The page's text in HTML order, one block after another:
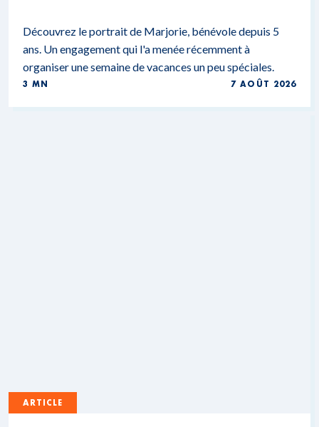
Découvrez le portrait de Marjorie, bénévole depuis 5
ans. Un engagement qui l'a menée récemment à
organiser une semaine de vacances un peu spéciales.
3 MN 7 AOÛT 2026
ARTICLE